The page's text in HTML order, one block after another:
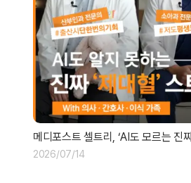
메디포스트 셀트리, ‘AI도 모르는 진
2026/07/14